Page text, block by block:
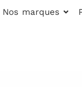
Nos marques